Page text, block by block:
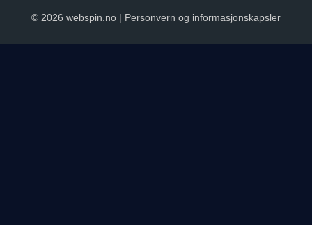
© 2026 webspin.no | Personvern og informasjonskapsler